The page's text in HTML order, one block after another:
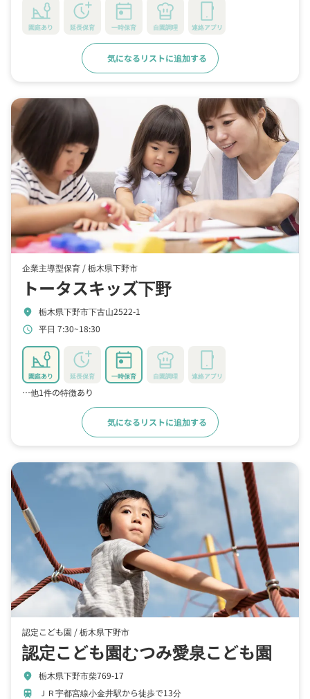
園庭あり 延長保育 一時保育 自園調理 連絡アプリ
気になるリストに追加する
企業主導型保育 /栃木県下野市
トータスキッズ下野
location_on 栃木県下野市下古山2522-1
schedule 平日 7:30~18:30
園庭あり 延長保育 一時保育 自園調理 連絡アプリ
…他1件の特徴あり
気になるリストに追加する
認定こども園 /栃木県下野市
認定こども園むつみ愛泉こども園
location_on 栃木県下野市柴769-17
train ＪＲ宇都宮線小金井駅から徒歩で13分